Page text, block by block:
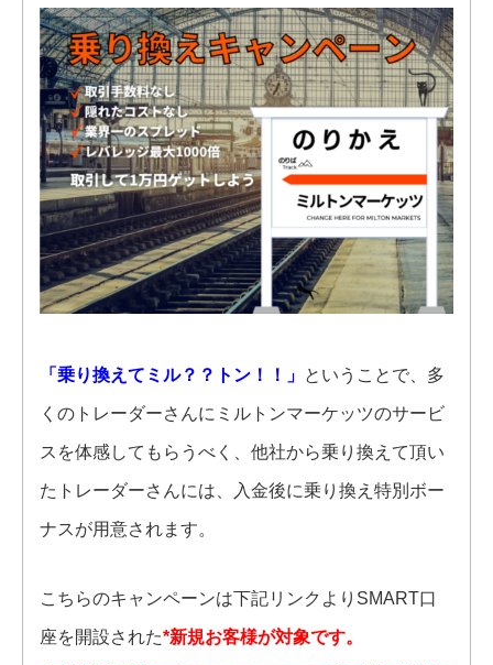
「乗り換えてミル？？トン！！」 ということで、多
くのトレーダーさんにミルトンマーケッツのサービ
スを体感してもらうべく、他社から乗り換えて頂い
たトレーダーさんには、入金後に乗り換え特別ボー
ナスが用意されます。
こちらのキャンペーンは下記リンクよりSMART口
座を開設された*新規お客様が対象です。